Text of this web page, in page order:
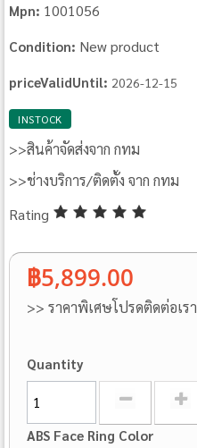
Mpn: 1001056
Condition: New product
priceValidUntil: 2026-12-15
INSTOCK
>>สินค้าจัดส่งจาก กทม
>>ช่างบริการ/ติดตั้ง จาก กทม
Rating
฿5,899.00
>> ราคาพิเศษโปรดติดต่อเรา
Quantity
ABS Face Ring Color